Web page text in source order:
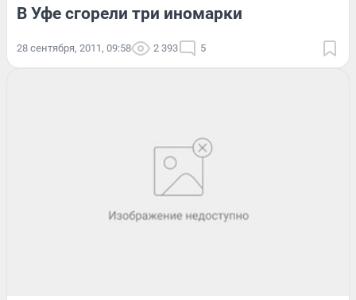
В Уфе сгорели три иномарки
28 сентября, 2011, 09:58 2 393 5